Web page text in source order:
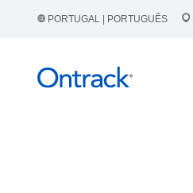
PORTUGAL | PORTUGUÊS